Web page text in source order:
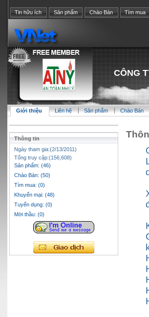
Tin hữu ích Sản phẩm Chào Bán Tìm mua
CÔNG
Giới thiệu Liên hệ Sản phẩm Chào Bán
Thông tin
Ngày tham gia:(2/13/2011)
Tổng truy cập:(156,608)
Sản phẩm: (46)
Chào Bán: (50)
Tìm mua: (0)
Khuyến mại: (48)
Tuyển dụng: (0)
Mời thầu: (0)